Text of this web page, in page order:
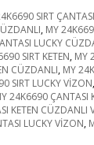
SIRT
, MY
LUCKY
SIRT KETEN, MY
CÜZDANLI, MY
SIRT LUCKY VİZON,
24K6690 ÇANTASI
KETEN CÜZDANLI
LUCKY VİZON,